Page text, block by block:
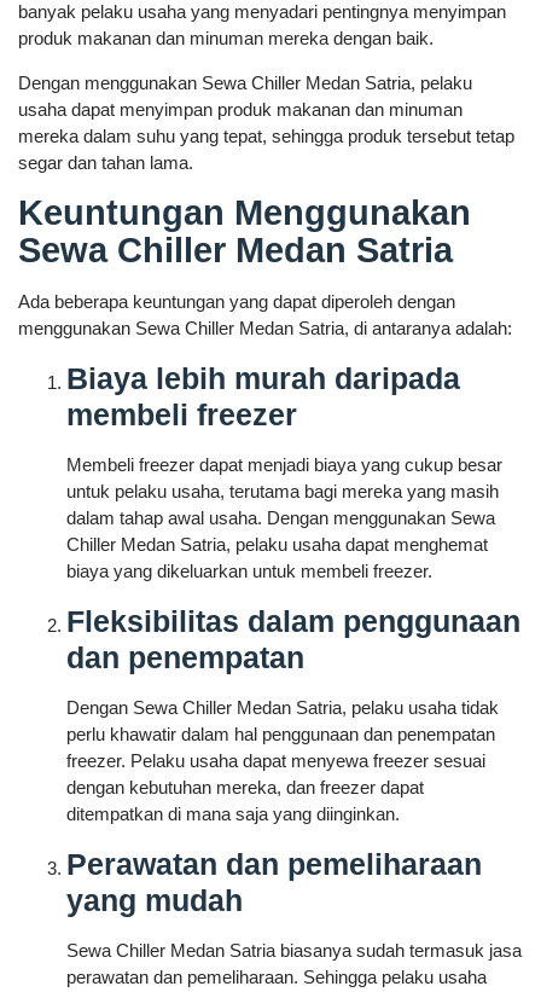
banyak pelaku usaha yang menyadari pentingnya menyimpan
produk makanan dan minuman mereka dengan baik.
Dengan menggunakan Sewa Chiller Medan Satria, pelaku
usaha dapat menyimpan produk makanan dan minuman
mereka dalam suhu yang tepat, sehingga produk tersebut tetap
segar dan tahan lama.
Keuntungan Menggunakan
Sewa Chiller Medan Satria
Ada beberapa keuntungan yang dapat diperoleh dengan
menggunakan Sewa Chiller Medan Satria, di antaranya adalah:
Biaya lebih murah daripada
membeli freezer
Membeli freezer dapat menjadi biaya yang cukup besar
untuk pelaku usaha, terutama bagi mereka yang masih
dalam tahap awal usaha. Dengan menggunakan Sewa
Chiller Medan Satria, pelaku usaha dapat menghemat
biaya yang dikeluarkan untuk membeli freezer.
Fleksibilitas dalam penggunaan
dan penempatan
Dengan Sewa Chiller Medan Satria, pelaku usaha tidak
perlu khawatir dalam hal penggunaan dan penempatan
freezer. Pelaku usaha dapat menyewa freezer sesuai
dengan kebutuhan mereka, dan freezer dapat
ditempatkan di mana saja yang diinginkan.
Perawatan dan pemeliharaan
yang mudah
Sewa Chiller Medan Satria biasanya sudah termasuk jasa
perawatan dan pemeliharaan. Sehingga pelaku usaha